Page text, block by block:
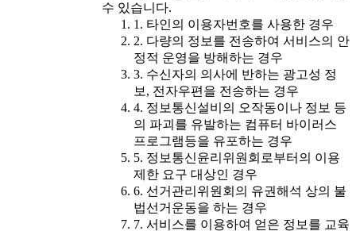
수 있습니다.
1. 타인의 이용자번호를 사용한 경우
2. 다량의 정보를 전송하여 서비스의 안
정적 운영을 방해하는 경우
3. 수신자의 의사에 반하는 광고성 정
보, 전자우편을 전송하는 경우
4. 정보통신설비의 오작동이나 정보 등
의 파괴를 유발하는 컴퓨터 바이러스
프로그램등을 유포하는 경우
5. 정보통신윤리위원회로부터의 이용
제한 요구 대상인 경우
6. 선거관리위원회의 유권해석 상의 불
법선거운동을 하는 경우
7. 서비스를 이용하여 얻은 정보를 교육